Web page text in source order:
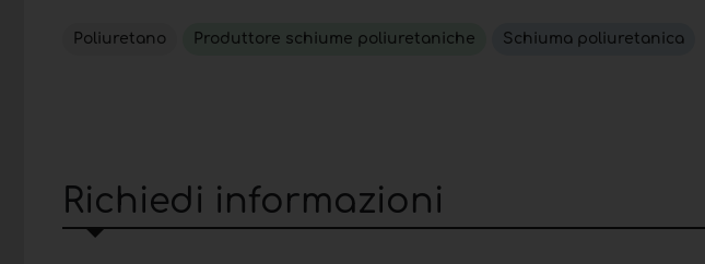
Poliuretano Produttore schiume poliuretaniche Schiuma poliuretanica
Richiedi informazioni